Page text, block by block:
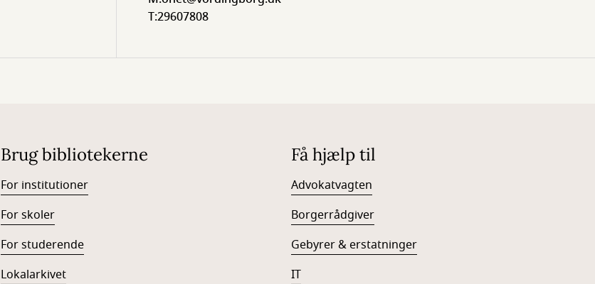
T:29607808
Brug bibliotekerne
For institutioner
For skoler
For studerende
Lokalarkivet
Få hjælp til
Advokatvagten
Borgerrådgiver
Gebyrer & erstatninger
IT